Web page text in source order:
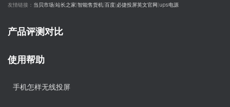
友情链接： 当贝市场 站长之家 智能售货机 百度 必捷投屏英文官网 ups电源
产品评测对比
使用帮助
手机怎样无线投屏